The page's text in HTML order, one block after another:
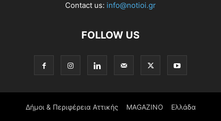
Contact us: info@notioi.gr
FOLLOW US
Δήμοι & Περιφέρεια Αττικής MAGAZINO Ελλάδα